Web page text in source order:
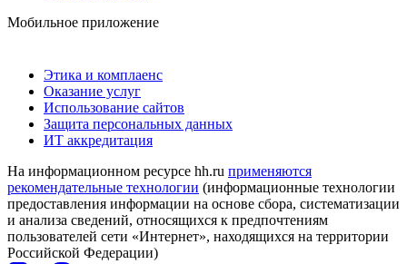
Мобильное приложение
Этика и комплаенс
Оказание услуг
Использование сайтов
Защита персональных данных
ИТ аккредитация
На информационном ресурсе hh.ru применяются
рекомендательные технологии (информационные технологии
предоставления информации на основе сбора, систематизации
и анализа сведений, относящихся к предпочтениям
пользователей сети «Интернет», находящихся на территории
Российской Федерации)